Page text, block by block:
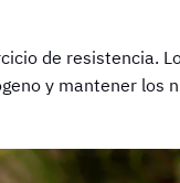
de resistencia.
y mantener los